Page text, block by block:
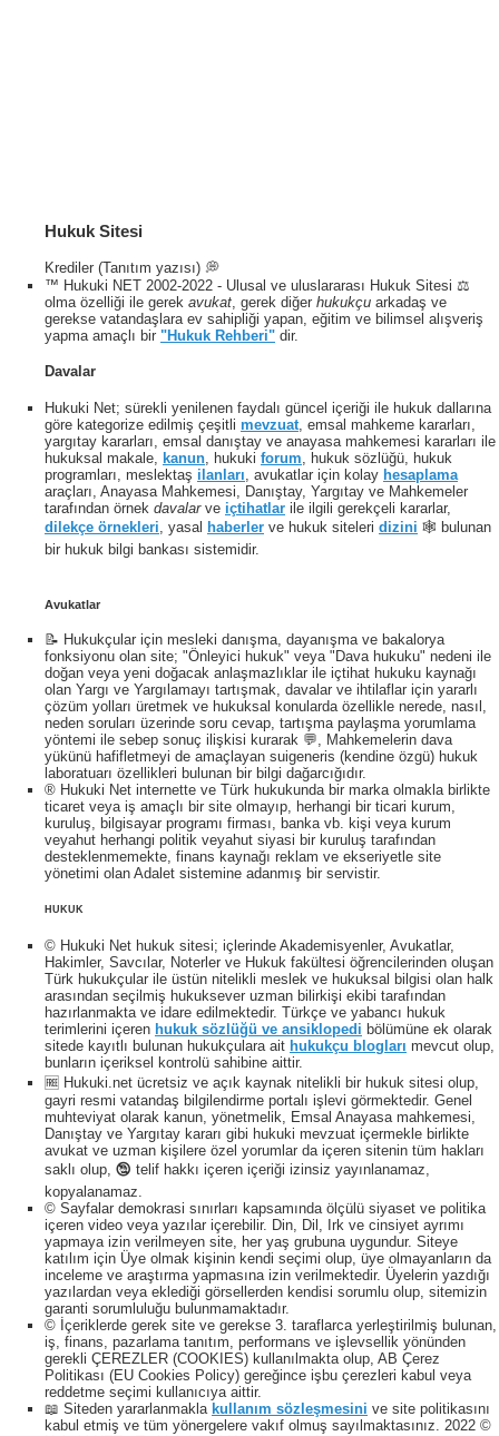
Hukuk Sitesi
Krediler (Tanıtım yazısı) 💭
™ Hukuki NET 2002-2022 - Ulusal ve uluslararası Hukuk Sitesi ⚖️
olma özelliği ile gerek avukat , gerek diğer hukukçu arkadaş ve
gerekse vatandaşlara ev sahipliği yapan, eğitim ve bilimsel alışveriş
yapma amaçlı bir "Hukuk Rehberi" dir.
Davalar
Hukuki Net; sürekli yenilenen faydalı güncel içeriği ile hukuk dallarına
göre kategorize edilmiş çeşitli mevzuat , emsal mahkeme kararları,
yargıtay kararları, emsal danıştay ve anayasa mahkemesi kararları ile
hukuksal makale, kanun , hukuki forum , hukuk sözlüğü, hukuk
programları, meslektaş ilanları , avukatlar için kolay hesaplama
araçları, Anayasa Mahkemesi, Danıştay, Yargıtay ve Mahkemeler
tarafından örnek davalarve içtihatlar ile ilgili gerekçeli kararlar,
dilekçe örnekleri , yasal haberler ve hukuk siteleri dizini 🕸 bulunan
bir hukuk bilgi bankası sistemidir.
Avukatlar
📝 Hukukçular için mesleki danışma, dayanışma ve bakalorya
fonksiyonu olan site; "Önleyici hukuk" veya "Dava hukuku" nedeni ile
doğan veya yeni doğacak anlaşmazlıklar ile içtihat hukuku kaynağı
olan Yargı ve Yargılamayı tartışmak, davalar ve ihtilaflar için yararlı
çözüm yolları üretmek ve hukuksal konularda özellikle nerede, nasıl,
neden soruları üzerinde soru cevap, tartışma paylaşma yorumlama
yöntemi ile sebep sonuç ilişkisi kurarak 💬, Mahkemelerin dava
yükünü hafifletmeyi de amaçlayan suigeneris (kendine özgü) hukuk
laboratuarı özellikleri bulunan bir bilgi dağarcığıdır.
® Hukuki Net internette ve Türk hukukunda bir marka olmakla birlikte
ticaret veya iş amaçlı bir site olmayıp, herhangi bir ticari kurum,
kuruluş, bilgisayar programı firması, banka vb. kişi veya kurum
veyahut herhangi politik veyahut siyasi bir kuruluş tarafından
desteklenmemekte, finans kaynağı reklam ve ekseriyetle site
yönetimi olan Adalet sistemine adanmış bir servistir.
HUKUK
© Hukuki Net hukuk sitesi; içlerinde Akademisyenler, Avukatlar,
Hakimler, Savcılar, Noterler ve Hukuk fakültesi öğrencilerinden oluşan
Türk hukukçular ile üstün nitelikli meslek ve hukuksal bilgisi olan halk
arasından seçilmiş hukuksever uzman bilirkişi ekibi tarafından
hazırlanmakta ve idare edilmektedir. Türkçe ve yabancı hukuk
terimlerini içeren hukuk sözlüğü ve ansiklopedi bölümüne ek olarak
sitede kayıtlı bulunan hukukçulara ait hukukçu blogları mevcut olup,
bunların içeriksel kontrolü sahibine aittir.
🆓 Hukuki.net ücretsiz ve açık kaynak nitelikli bir hukuk sitesi olup,
gayri resmi vatandaş bilgilendirme portalı işlevi görmektedir. Genel
muhteviyat olarak kanun, yönetmelik, Emsal Anayasa mahkemesi,
Danıştay ve Yargıtay kararı gibi hukuki mevzuat içermekle birlikte
avukat ve uzman kişilere özel yorumlar da içeren sitenin tüm hakları
saklı olup, 🕲 telif hakkı içeren içeriği izinsiz yayınlanamaz,
kopyalanamaz.
© Sayfalar demokrasi sınırları kapsamında ölçülü siyaset ve politika
içeren video veya yazılar içerebilir. Din, Dil, Irk ve cinsiyet ayrımı
yapmaya izin verilmeyen site, her yaş grubuna uygundur. Siteye
katılım için Üye olmak kişinin kendi seçimi olup, üye olmayanların da
inceleme ve araştırma yapmasına izin verilmektedir. Üyelerin yazdığı
yazılardan veya eklediği görsellerden kendisi sorumlu olup, sitemizin
garanti sorumluluğu bulunmamaktadır.
© İçeriklerde gerek site ve gerekse 3. taraflarca yerleştirilmiş bulunan,
iş, finans, pazarlama tanıtım, performans ve işlevsellik yönünden
gerekli ÇEREZLER (COOKIES) kullanılmakta olup, AB Çerez
Politikası (EU Cookies Policy) gereğince işbu çerezleri kabul veya
reddetme seçimi kullanıcıya aittir.
📖 Siteden yararlanmakla kullanım sözleşmesini ve site politikasını
kabul etmiş ve tüm yönergelere vakıf olmuş sayılmaktasınız. 2022 ©